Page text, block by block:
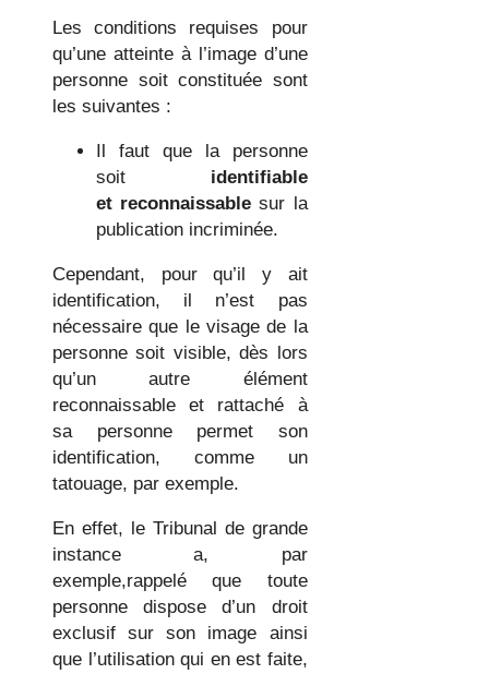
Les conditions requises pour
qu’une atteinte à l’image d’une
personne soit constituée sont
les suivantes :
Il faut que la personne
soit identifiable
et reconnaissable sur la
publication incriminée.
Cependant, pour qu’il y ait
identification, il n’est pas
nécessaire que le visage de la
personne soit visible, dès lors
qu’un autre élément
reconnaissable et rattaché à
sa personne permet son
identification, comme un
tatouage, par exemple.
En effet, le Tribunal de grande
instance a, par
exemple,rappelé que toute
personne dispose d’un droit
exclusif sur son image ainsi
que l’utilisation qui en est faite,